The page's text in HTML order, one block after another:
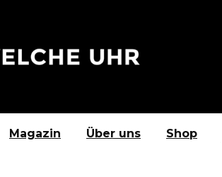
Magazin Über uns Shop